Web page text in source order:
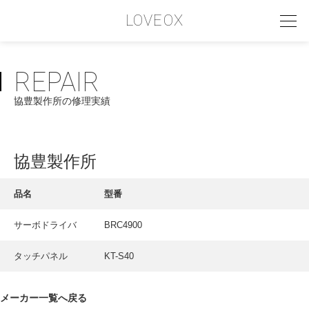
LOVEOX
PHILOSOPHY
フィロソフィー
会社情報
SERVICE
お客様インタビュー
RECRUIT
REPAIR
協豊製作所の修理実績
協豊製作所
品名 型番
サーボドライバ BRC4900
タッチパネル KT-S40
メーカー一覧へ戻る